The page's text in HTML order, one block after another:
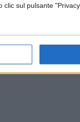
sul pulsante
il programma della
Patronale 2026: